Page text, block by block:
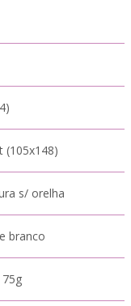
(105x148)
s/ orelha
branco